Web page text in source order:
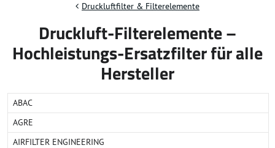
Druckluftfilter & Filterelemente
Druckluft-Filterelemente –
Hochleistungs-Ersatzfilter für alle
Hersteller
ABAC
AGRE
AIRFILTER ENGINEERING